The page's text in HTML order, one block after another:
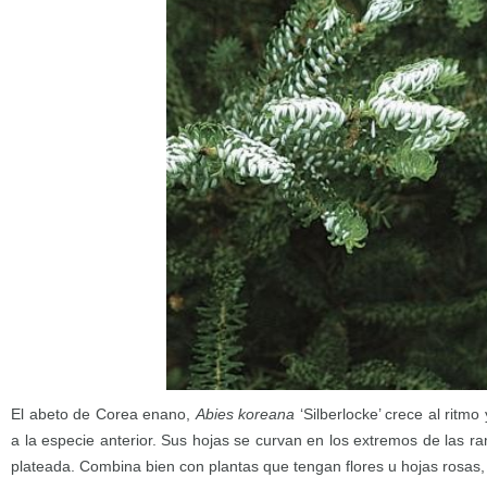
El abeto de Corea enano, Abies koreana ‘Silberlocke’ crece al
a la especie anterior. Sus hojas se curvan en los extremos de las
plateada. Combina bien con plantas que tengan flores u hojas